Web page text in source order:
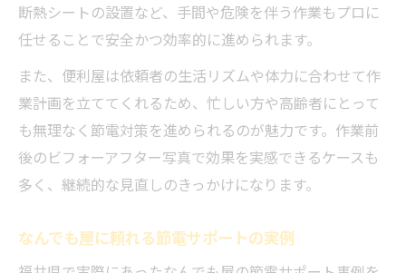
断熱シートの設置など、手間や危険を伴う作業もプロに
任せることで安全かつ効率的に進められます。
また、便利屋は依頼者の生活リズムや体力に合わせて作
業計画を立ててくれるため、忙しい方や高齢者にとって
も無理なく節電対策を進められるのが魅力です。作業前
後のビフォーアフター写真で効果を実感できるケースも
多く、継続的な見直しのきっかけになります。
なんでも屋に頼れる節電サポートの実例